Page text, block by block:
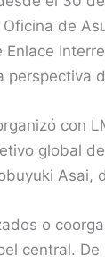
de
perspectiva
con
global
o
central.